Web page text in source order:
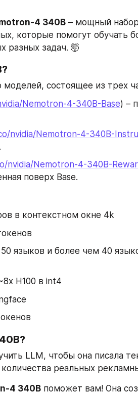
4 340B – мощный
которые помогут обучать
разных задач. 🤯
состоящее из трех
Nemotron-4-340B-Base) –
nvidia/Nemotron-4-340B-
nvidia/Nemotron-4-340B-
поверх Base.
в контекстном окне 4k
языков и более чем 40
H100 в int4
LLM, чтобы она писала
реальных
4 340B поможет вам! Она